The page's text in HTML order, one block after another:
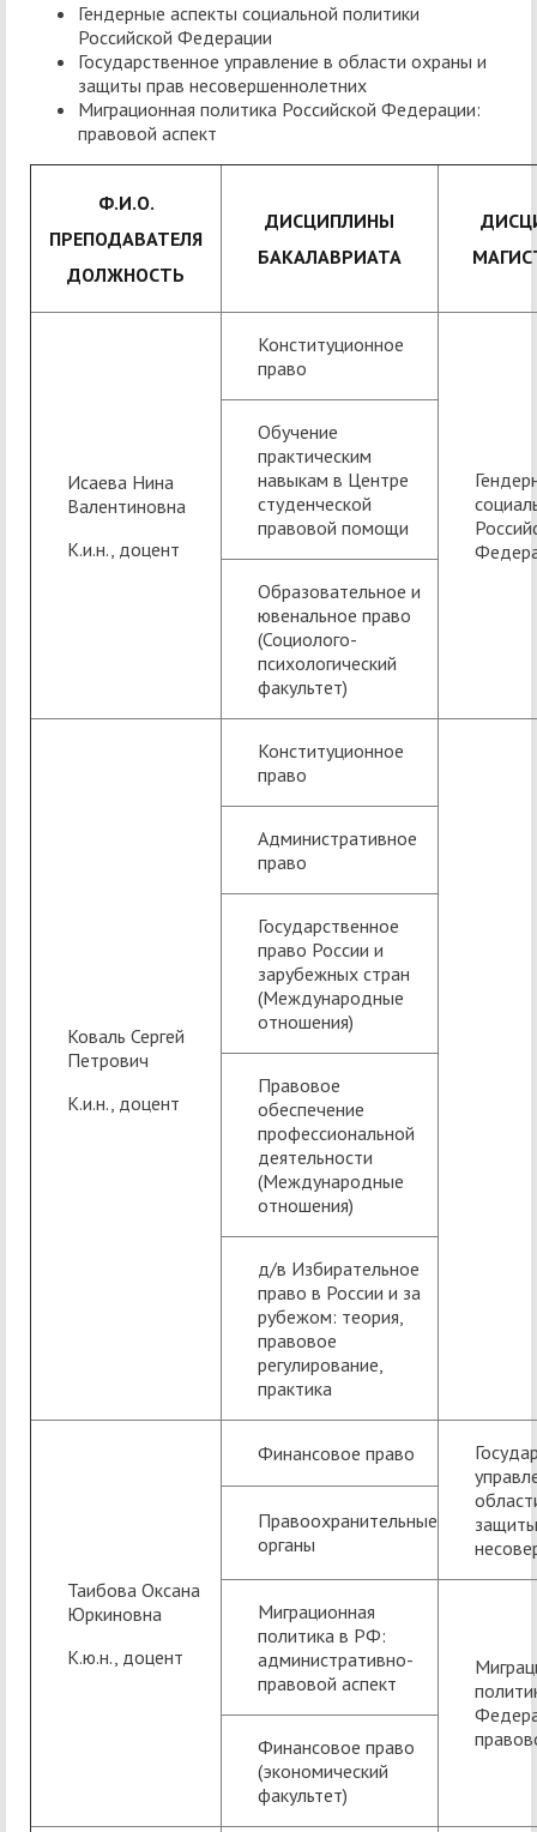
Гендерные аспекты социальной политики
Российской Федерации
Государственное управление в области охраны и
защиты прав несовершеннолетних
Миграционная политика Российской Федерации:
правовой аспект
Ф.И.О.
ПРЕПОДАВАТЕЛЯ
ДОЛЖНОСТЬ
ДИСЦИПЛИНЫ
БАКАЛАВРИАТА
Исаева Нина
Валентиновна
К.и.н., доцент
Конституционное
право
Обучение
практическим
навыкам в Центре
студенческой
правовой помощи
Образовательное и
ювенальное право
(Социолого-
психологический
факультет)
Коваль Сергей
Петрович
К.и.н., доцент
Конституционное
право
Административное
право
Государственное
право России и
зарубежных стран
(Международные
отношения)
Правовое
обеспечение
профессиональной
деятельности
(Международные
отношения)
д/в Избирательное
право в России и за
рубежом: теория,
правовое
регулирование,
практика
Таибова Оксана
Юркиновна
К.ю.н., доцент
Финансовое право
Правоохранительные
органы
Миграционная
политика в РФ:
административно-
правовой аспект
Финансовое право
(экономический
факультет)